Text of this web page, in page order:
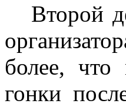
Второй
более, что
гонки